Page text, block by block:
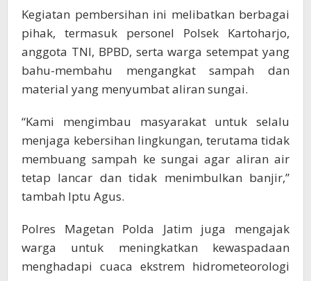
Kegiatan pembersihan ini melibatkan berbagai
pihak, termasuk personel Polsek Kartoharjo,
anggota TNI, BPBD, serta warga setempat yang
bahu-membahu mengangkat sampah dan
material yang menyumbat aliran sungai.
“Kami mengimbau masyarakat untuk selalu
menjaga kebersihan lingkungan, terutama tidak
membuang sampah ke sungai agar aliran air
tetap lancar dan tidak menimbulkan banjir,”
tambah Iptu Agus.
Polres Magetan Polda Jatim juga mengajak
warga untuk meningkatkan kewaspadaan
menghadapi cuaca ekstrem hidrometeorologi